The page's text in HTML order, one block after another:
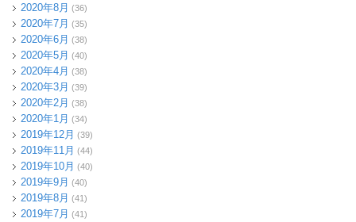
2020年8月 (36)
2020年7月 (35)
2020年6月 (38)
2020年5月 (40)
2020年4月 (38)
2020年3月 (39)
2020年2月 (38)
2020年1月 (34)
2019年12月 (39)
2019年11月 (44)
2019年10月 (40)
2019年9月 (40)
2019年8月 (41)
2019年7月 (41)